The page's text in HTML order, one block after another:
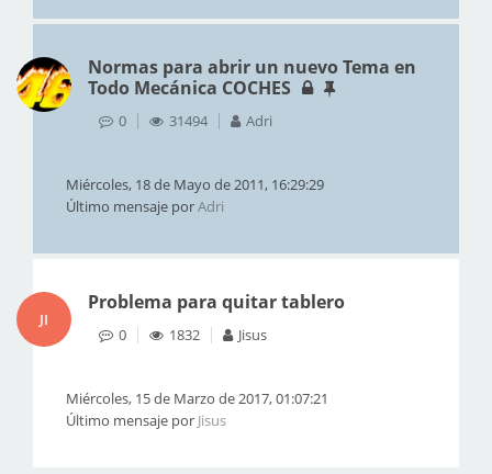
Normas para abrir un nuevo Tema en
Todo Mecánica COCHES
0 31494 Adri
Miércoles, 18 de Mayo de 2011, 16:29:29
Último mensaje porAdri
JI
Problema para quitar tablero
0 1832 Jisus
Miércoles, 15 de Marzo de 2017, 01:07:21
Último mensaje por Jisus